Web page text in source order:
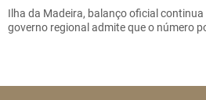
Ilha da Madeira, balanço oficial
governo regional admite que o número